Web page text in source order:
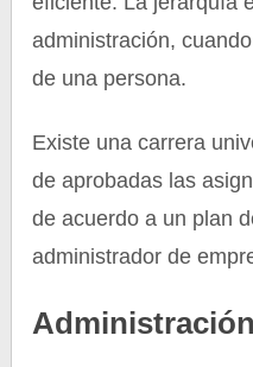
administración,
de una persona.
Existe una carrera
de aprobadas las
de acuerdo a un plan
administrador de